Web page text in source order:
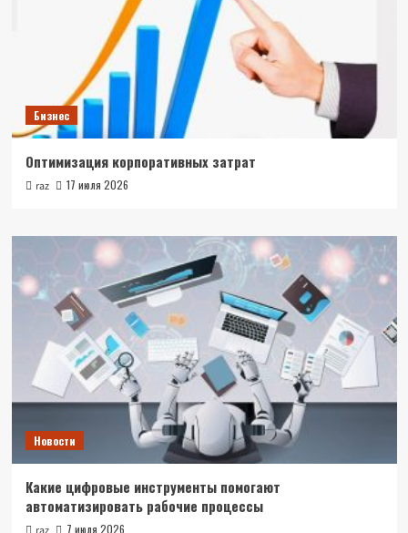
Бизнес
Оптимизация корпоративных затрат
raz 17 июля 2026
Новости
Какие цифровые инструменты помогают
автоматизировать рабочие процессы
7 июля 2026